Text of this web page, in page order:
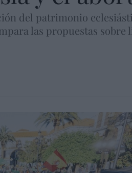
del patrimonio
las propuestas